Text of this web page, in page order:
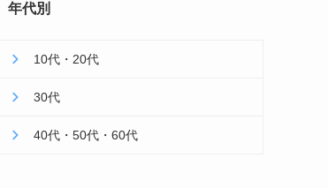
年代別
10代・20代
30代
40代・50代・60代